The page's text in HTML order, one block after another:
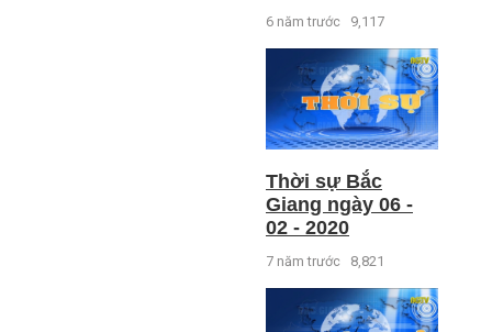
6 năm trước 9,117
Thời sự Bắc
Giang ngày 06 -
02 - 2020
7 năm trước 8,821